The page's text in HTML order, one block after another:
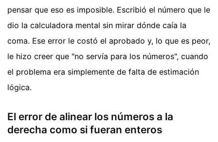
pensar que eso es imposible. Escribió el número que le
dio la calculadora mental sin mirar dónde caía la
coma. Ese error le costó el aprobado y, lo que es peor,
le hizo creer que "no servía para los números", cuando
el problema era simplemente de falta de estimación
lógica.
El error de alinear los números a la
derecha como si fueran enteros